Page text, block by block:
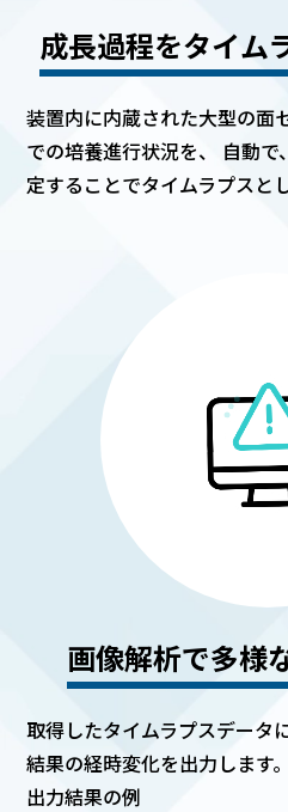
成長過程をタイム
装置内に内蔵された大型の面
での培養進行状況を、 自動
定することでタイムラプスと
画像解析で多様
取得したタイムラプスデータ
結果の経時変化を出力します。
出力結果の例